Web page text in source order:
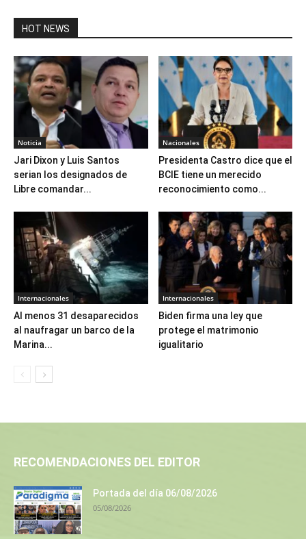
HOT NEWS
Noticia
Jari Dixon y Luis Santos
serian los designados de
Libre comandar...
Nacionales
Presidenta Castro dice que el
BCIE tiene un merecido
reconocimiento como...
Internacionales
Al menos 31 desaparecidos
al naufragar un barco de la
Marina...
Internacionales
Biden firma una ley que
protege el matrimonio
igualitario
RECOMENDACIONES DEL EDITOR
Portada del día 06/08/2026
05/08/2026